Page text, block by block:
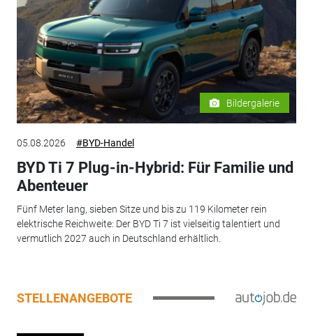
Bildergalerie
05.08.2026 #BYD-Handel
BYD Ti 7 Plug-in-Hybrid: Für Familie und
Abenteuer
Fünf Meter lang, sieben Sitze und bis zu 119 Kilometer rein
elektrische Reichweite: Der BYD Ti 7 ist vielseitig talentiert und
vermutlich 2027 auch in Deutschland erhältlich.
STELLENANGEBOTE